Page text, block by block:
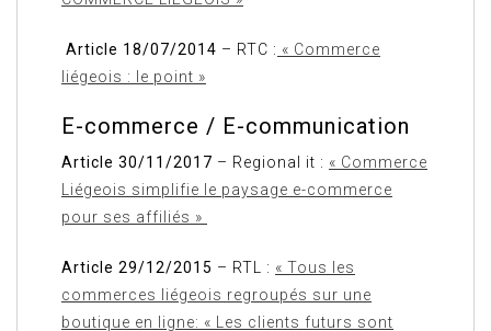
Article 18/07/2014 – RTC : « Commerce
liégeois : le point »
E-commerce / E-communication
Article 30/11/2017 – Regional it : « Commerce
Liégeois simplifie le paysage e-commerce
pour ses affiliés »
Article 29/12/2015 – RTL : « Tous les
commerces liégeois regroupés sur une
boutique en ligne: « Les clients futurs sont